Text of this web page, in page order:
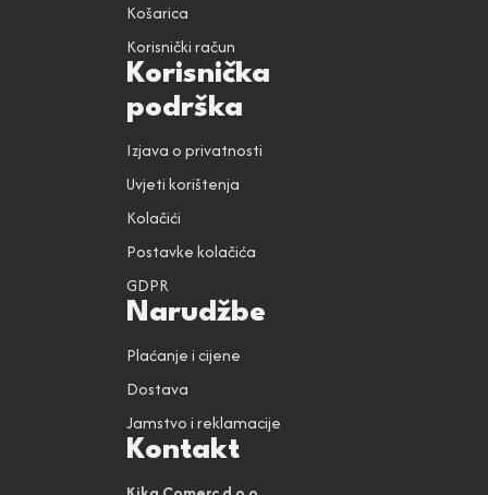
Košarica
Korisnički račun
Korisnička
podrška
Izjava o privatnosti
Uvjeti korištenja
Kolačići
Postavke kolačića
GDPR
Narudžbe
Plaćanje i cijene
Dostava
Jamstvo i reklamacije
Kontakt